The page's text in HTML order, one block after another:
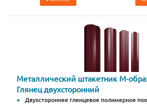
Металлический штакетник М-
Глянец двухсторонний
Двухстороннее глянцевое полимерное